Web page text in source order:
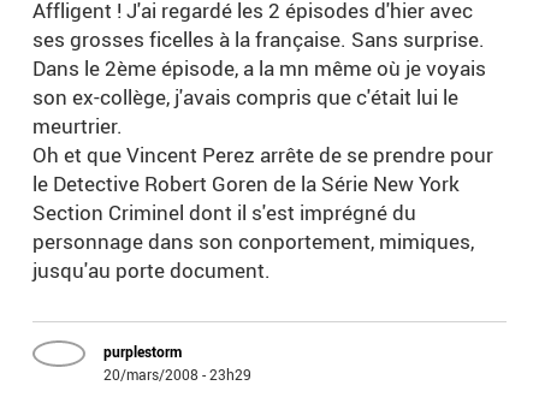
Affligent ! J'ai regardé les 2 épisodes d'hier avec
ses grosses ficelles à la française. Sans surprise.
Dans le 2ème épisode, a la mn même où je voyais
son ex-collège, j'avais compris que c'était lui le
meurtrier.
Oh et que Vincent Perez arrête de se prendre pour
le Detective Robert Goren de la Série New York
Section Criminel dont il s'est imprégné du
personnage dans son conportement, mimiques,
jusqu'au porte document.
purplestorm
20/mars/2008 - 23h29